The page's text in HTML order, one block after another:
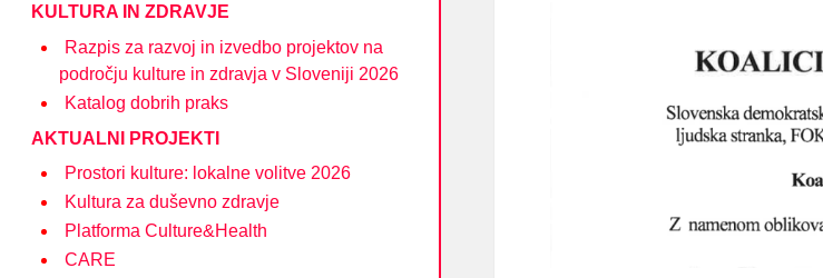
KULTURA IN ZDRAVJE
Razpis za razvoj in izvedbo projektov na
področju kulture in zdravja v Sloveniji 2026
Katalog dobrih praks
AKTUALNI PROJEKTI
Prostori kulture: lokalne volitve 2026
Kultura za duševno zdravje
Platforma Culture&Health
CARE